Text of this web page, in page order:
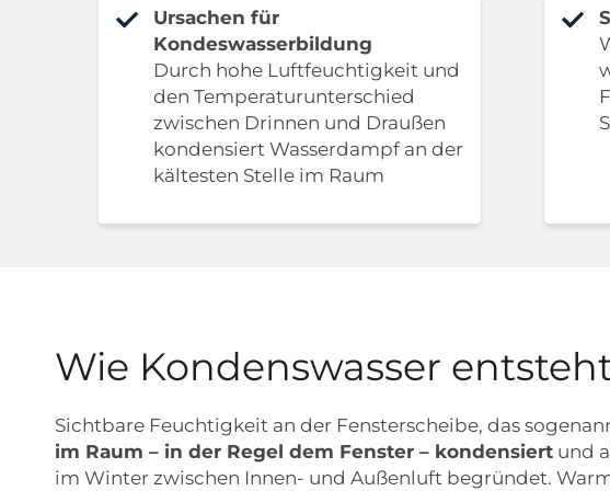
Ursachen für
Kondeswasserbildung
Durch hohe Luftfeuchtigkeit und
den Temperaturunterschied
zwischen Drinnen und Draußen
kondensiert Wasserdampf an der
kältesten Stelle im Raum
Wie Kondenswasser
Sichtbare Feuchtigkeit an der Fensterscheibe, das
im Raum – in der Regel dem Fenster – kondensiert und
im Winter zwischen Innen- und Außenluft begründet.